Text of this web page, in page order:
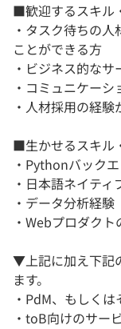
■歓迎するスキル
・タスク待ちの
ことができる方
・ビジネス的な
・コミュニケー
・人材採用の経験
■生かせるスキル
・Pythonバック
・日本語ネイティ
・データ分析経験
・Webプロダク
▼上記に加え下記
ます。
・PdM、もしく
・toB向けのサー